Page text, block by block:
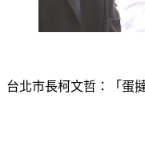
台北市長柯文哲：「蛋